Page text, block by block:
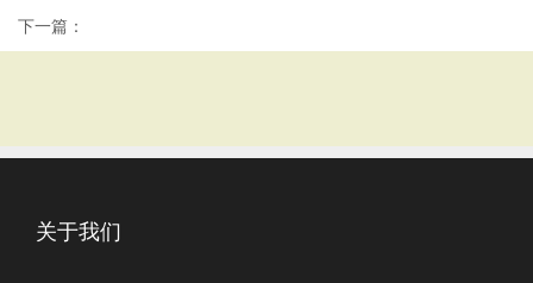
下一篇：
关于我们